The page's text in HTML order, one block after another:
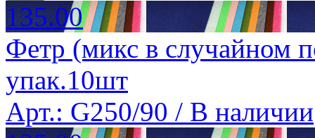
135.00
Фетр (микс в случайном
упак.10шт
Арт.: G250/90 / В наличии